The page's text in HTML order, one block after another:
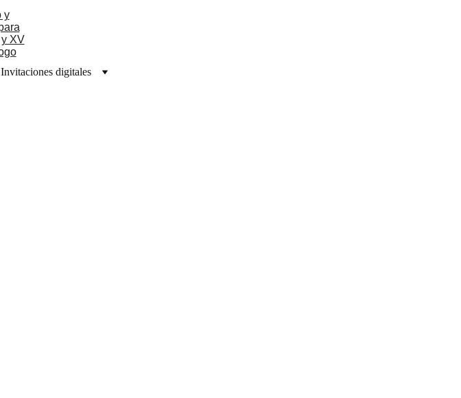
Invitaciones digitales